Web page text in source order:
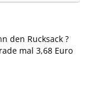
den Rucksack ?
mal 3,68 Euro